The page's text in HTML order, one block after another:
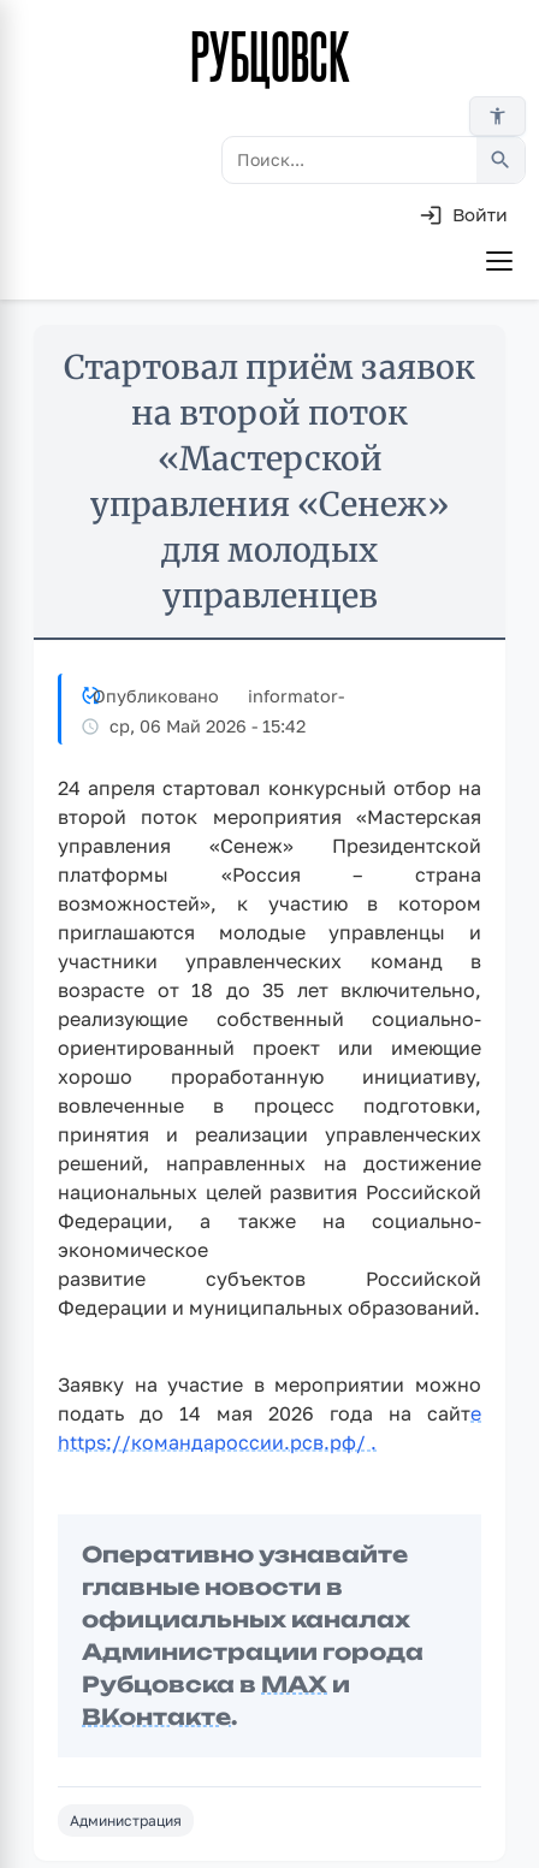
РУБЦОВСК
accessibility_new
search
Войти
Стартовал приём заявок
на второй поток
«Мастерской
управления «Сенеж»
для молодых
управленцев
Опубликовано informator-
ср, 06 Май 2026 - 15:42
24 апреля стартовал конкурсный отбор на
второй поток мероприятия «Мастерская
управления «Сенеж» Президентской
платформы «Россия – страна
возможностей», к участию в котором
приглашаются молодые управленцы и
участники управленческих команд в
возрасте от 18 до 35 лет включительно,
реализующие собственный социально-
ориентированный проект или имеющие
хорошо проработанную инициативу,
вовлеченные в процесс подготовки,
принятия и реализации управленческих
решений, направленных на достижение
национальных целей развития Российской
Федерации, а также на социально-
экономическое
развитие субъектов Российской
Федерации и муниципальных образований.
Заявку на участие в мероприятии можно
подать до 14 мая 2026 года на сайте
https://командароссии.рсв.рф/ .
Оперативно узнавайте
главные новости в
официальных каналах
Администрации города
Рубцовска в MAX и
ВКонтакте.
Администрация